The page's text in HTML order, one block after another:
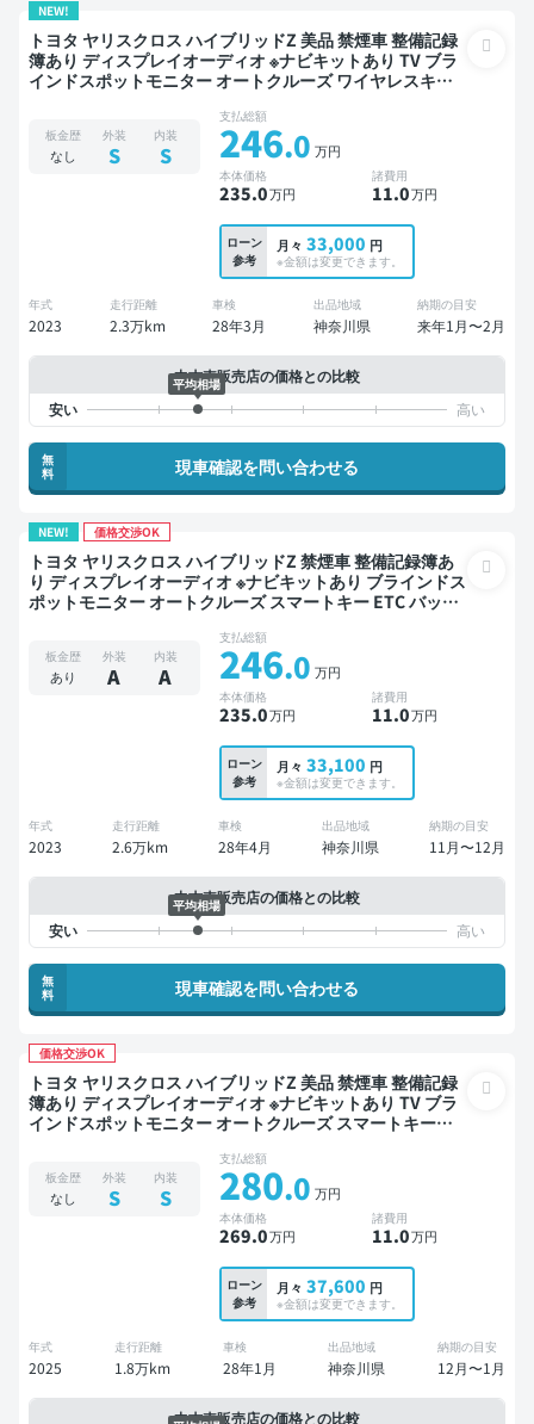
NEW!
トヨタ ヤリスクロス ハイブリッドZ 美品 禁煙車 整備記録
簿あり ディスプレイオーディオ ※ナビキットあり TV ブラ
インドスポットモニター オートクルーズ ワイヤレスキー
板金歴
なし
外装
S
内装
S
支払総額
246.0 万円
本体価格
235.0万円
諸費用
11.0万円
ローン
参考
月々 33,000 円
※金額は変更できます。
年式
2023
走行距離
2.3万km
車検
28年3月
出品地域
神奈川県
納期の目安
来年1月〜2月
中古車販売店の価格との比較
平均相場
無
料
現車確認を問い合わせる
NEW! 価格交渉OK
トヨタ ヤリスクロス ハイブリッドZ 禁煙車 整備記録簿あ
り ディスプレイオーディオ ※ナビキットあり ブラインドス
ポットモニター オートクルーズ スマートキー ETC バック
板金歴
あり
外装
A
内装
A
支払総額
246.0 万円
本体価格
235.0万円
諸費用
11.0万円
ローン
参考
月々 33,100 円
※金額は変更できます。
年式
2023
走行距離
2.6万km
車検
28年4月
出品地域
神奈川県
納期の目安
11月〜12月
中古車販売店の価格との比較
平均相場
無
料
現車確認を問い合わせる
価格交渉OK
トヨタ ヤリスクロス ハイブリッドZ 美品 禁煙車 整備記録
簿あり ディスプレイオーディオ ※ナビキットあり TV ブラ
インドスポットモニター オートクルーズ スマートキー
板金歴
なし
外装
S
内装
S
支払総額
280.0 万円
本体価格
269.0万円
諸費用
11.0万円
ローン
参考
月々 37,600 円
※金額は変更できます。
年式
2025
走行距離
1.8万km
車検
28年1月
出品地域
神奈川県
納期の目安
12月〜1月
中古車販売店の価格との比較